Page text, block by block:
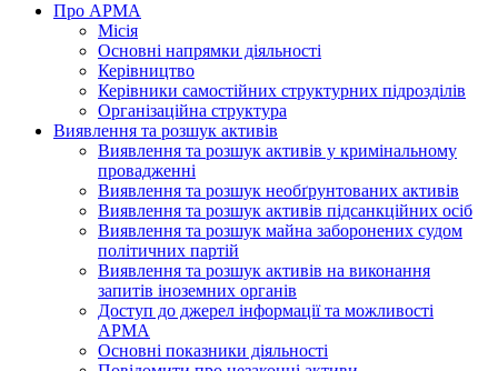
Про АРМА
Місія
Основні напрямки діяльності
Керівництво
Керівники самостійних структурних підрозділів
Організаційна структура
Виявлення та розшук активів
Виявлення та розшук активів у кримінальному
провадженні
Виявлення та розшук необґрунтованих активів
Виявлення та розшук активів підсанкційних осіб
Виявлення та розшук майна заборонених судом
політичних партій
Виявлення та розшук активів на виконання
запитів іноземних органів
Доступ до джерел інформації та можливості
АРМА
Основні показники діяльності